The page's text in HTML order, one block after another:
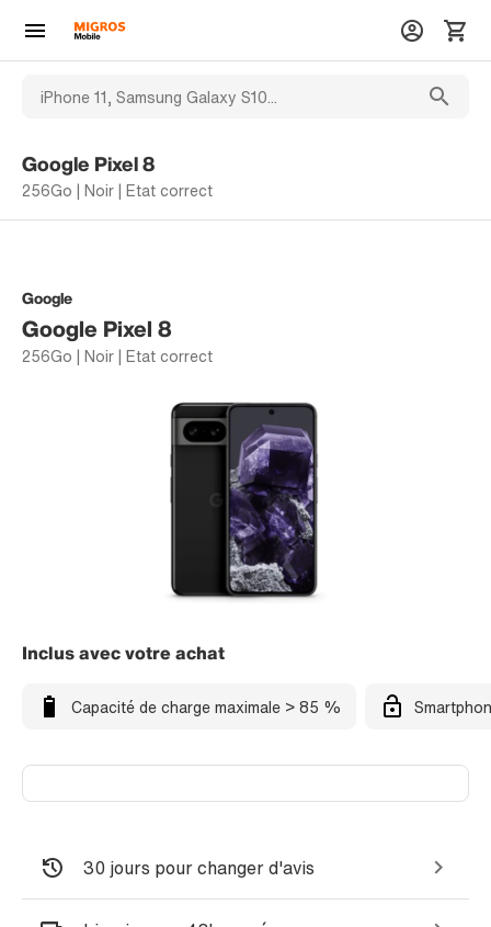
Google Pixel 8
256Go | Noir | Etat correct
Google
Google Pixel 8
256Go | Noir | Etat correct
Inclus avec votre achat
Capacité de charge maximale > 85 %
30 jours pour changer d'avis